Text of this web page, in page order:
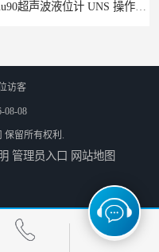
云南高加智能锅炉汽包液位计 窑头窑尾液位计
访客
08-08
保留所有权利.
管理员入口 网站地图